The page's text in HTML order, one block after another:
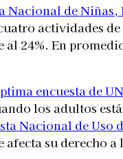
Nacional de
actividades
24%. En
encuesta de
los adultos
Nacional de Uso
su derecho